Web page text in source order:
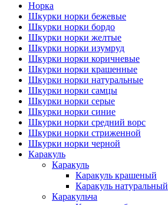
Норка
Шкурки норки бежевые
Шкурки норки бордо
Шкурки норки желтые
Шкурки норки изумруд
Шкурки норки коричневые
Шкурки норки крашенные
Шкурки норки натуральные
Шкурки норки самцы
Шкурки норки серые
Шкурки норки синие
Шкурки норки средний ворс
Шкурки норки стриженной
Шкурки норки черной
Каракуль
Каракуль
Каракуль крашеный
Каракуль натуральный
Каракульча